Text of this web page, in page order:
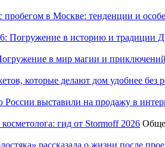
пробегом в Москве: тенденции и
Погружение в историю и традиции
в мир магии и приключений
которые делают дом удобнее без
выставили на продажу в
гид от Stormoff 2026
рассказала о жизни после